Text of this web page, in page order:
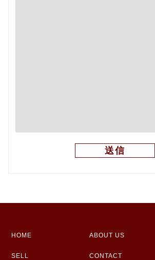
HOME ABOUT US
SELL CONTACT